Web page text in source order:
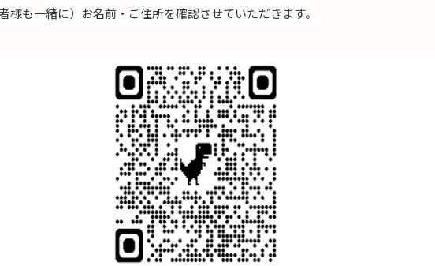
様も一緒に）お名前・ご住所を確認させていただきます。